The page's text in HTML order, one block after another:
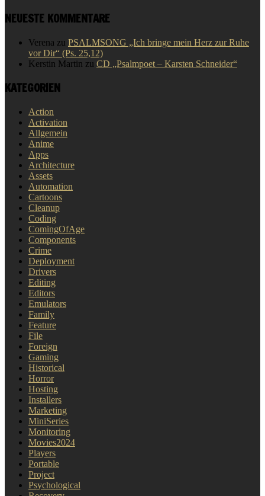
NEUESTE KOMMENTARE
Verena zu PSALMSONG „Ich bringe mein Herz zur Ruhe
vor Dir“ (Ps. 25,12)
Kerstin Martin zu CD „Psalmpoet – Karsten Schneider“
KATEGORIEN
Action
Activation
Allgemein
Anime
Apps
Architecture
Assets
Automation
Cartoons
Cleanup
Coding
ComingOfAge
Components
Crime
Deployment
Drivers
Editing
Editors
Emulators
Family
Feature
File
Foreign
Gaming
Historical
Horror
Hosting
Installers
Marketing
MiniSeries
Monitoring
Movies2024
Players
Portable
Project
Psychological